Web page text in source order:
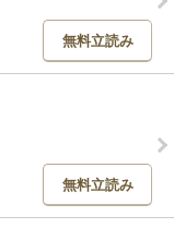
無料立読み
無料立読み